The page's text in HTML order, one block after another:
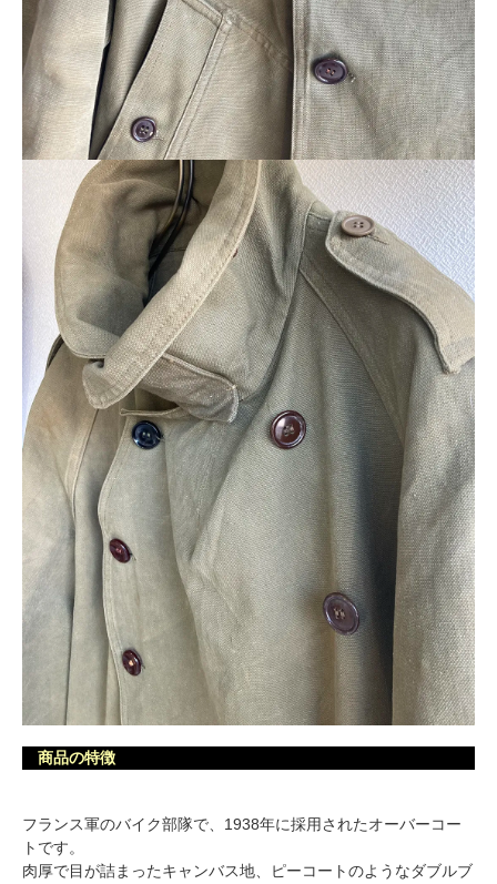
商品の特徴
フランス軍のバイク部隊で、1938年に採用されたオーバーコー
トです。
肉厚で目が詰まったキャンバス地、ピーコートのようなダブルブ